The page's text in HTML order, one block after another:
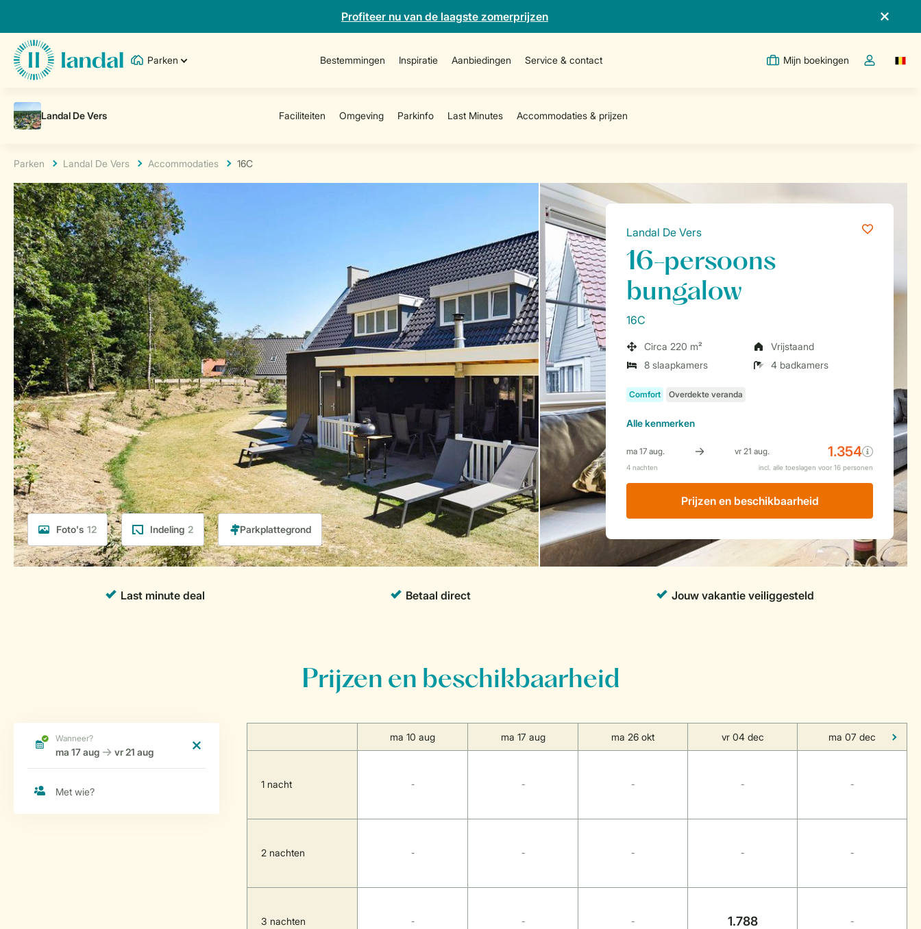
Profiteer nu van de laagste zomerprijzen
Parken Bestemmingen Inspiratie Aanbiedingen Service & contact Mijn boekingen
Open de
Parken Landal De Vers Accommodaties 16C
Foto's 12 Indeling 2
Landal De Vers
16-persoons
bungalow
16C
Circa 220 m²
Vrijstaand
8 slaapkamers
4 badkamers
Allekenmerken
Prijzen en beschikbaarheid
Prijzen en beschikbaarheid
ma 10 aug ma 17 aug ma 26 okt vr 04 dec ma 07 dec
1 nacht - - - - -
2 nachten - - - - -
3 nachten - - - 1.788 -